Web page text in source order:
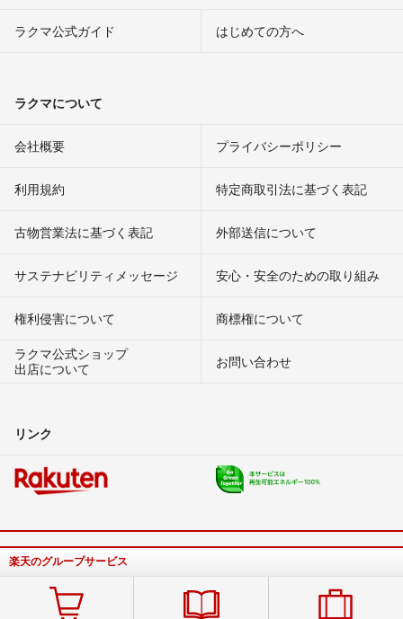
ラクマ公式ガイド はじめての方へ
ラクマについて
会社概要 プライバシーポリシー
利用規約 特定商取引法に基づく表記
古物営業法に基づく表記 外部送信について
サステナビリティメッセージ 安心・安全のための取り組み
権利侵害について
商標権について
ラクマ公式ショップ
出店について
お問い合わせ
リンク
楽天のグループサービス